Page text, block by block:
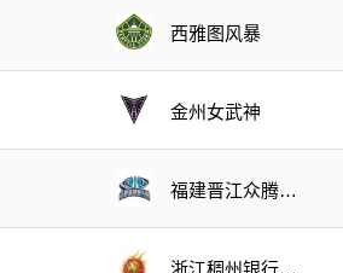
西雅图风暴
金州女武神
福建晋江众腾女
浙江稠州银行女